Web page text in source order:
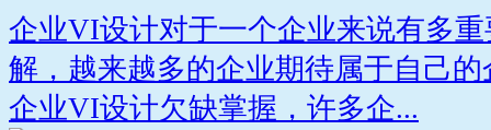
企业VI设计对于一个企业来说有多
解，越来越多的企业期待属于自己
企业VI设计欠缺掌握，许多企...